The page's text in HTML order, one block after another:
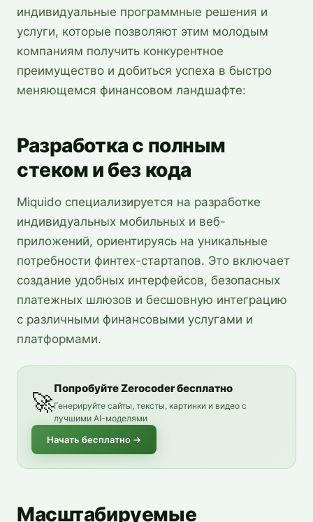
индивидуальные программные решения и
услуги, которые позволяют этим молодым
компаниям получить конкурентное
преимущество и добиться успеха в быстро
меняющемся финансовом ландшафте:
Разработка с полным
стеком и без кода
Miquido специализируется на разработке
индивидуальных мобильных и веб-
приложений, ориентируясь на уникальные
потребности финтех-стартапов. Это включает
создание удобных интерфейсов, безопасных
платежных шлюзов и бесшовную интеграцию
с различными финансовыми услугами и
платформами.
🚀
Попробуйте Zerocoder бесплатно
Генерируйте сайты, тексты, картинки и видео с
лучшими AI-моделями
Начать бесплатно →
Масштабируемые